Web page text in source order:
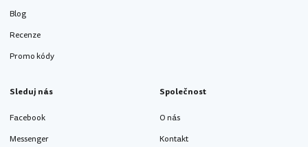
Blog
Recenze
Promo kódy
Sleduj nás
Facebook
Messenger
Společnost
O nás
Kontakt